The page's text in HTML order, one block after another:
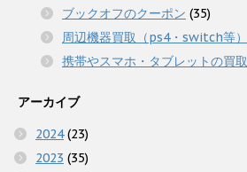
ブックオフのクーポン (35)
周辺機器買取（ps4・switch等）
携帯やスマホ・タブレットの買取
アーカイブ
2024(23)
2023 (35)